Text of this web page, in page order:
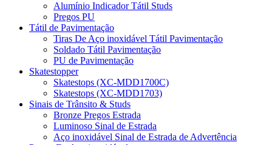
Alumínio Indicador Tátil Studs
Pregos PU
Tátil de Pavimentação
Tiras De Aço inoxidável Tátil Pavimentação
Soldado Tátil Pavimentação
PU de Pavimentação
Skatestopper
Skatestops (XC-MDD1700C)
Skatestops (XC-MDD1703)
Sinais de Trânsito & Studs
Bronze Pregos Estrada
Luminoso Sinal de Estrada
Aço inoxidável Sinal de Estrada de Advertência